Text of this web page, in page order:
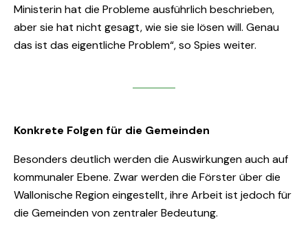
Ministerin hat die Probleme ausführlich beschrieben,
aber sie hat nicht gesagt, wie sie sie lösen will. Genau
das ist das eigentliche Problem“, so Spies weiter.
Konkrete Folgen für die Gemeinden
Besonders deutlich werden die Auswirkungen auch auf
kommunaler Ebene. Zwar werden die Förster über die
Wallonische Region eingestellt, ihre Arbeit ist jedoch für
die Gemeinden von zentraler Bedeutung.